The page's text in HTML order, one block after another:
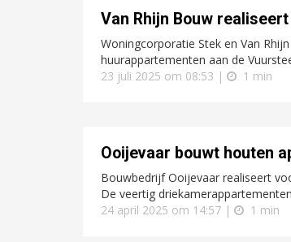
Van Rhijn Bouw
Woningcorporatie Stek en Van
huurappartementen aan de
23 juli 2025 om 08:53 |
1 min
Ooijevaar bouwt houten
Bouwbedrijf Ooijevaar realiseert
De veertig
24 april 2025 om 14:57 |
1 min